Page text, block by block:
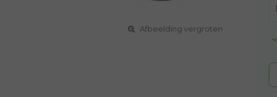
Afbeelding vergroten